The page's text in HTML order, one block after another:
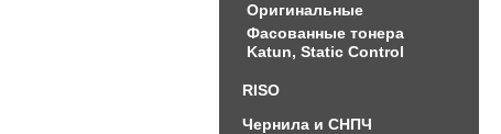
Оригинальные
Фасованные тонера
Katun, Static Control
RISO
Чернила и СНПЧ